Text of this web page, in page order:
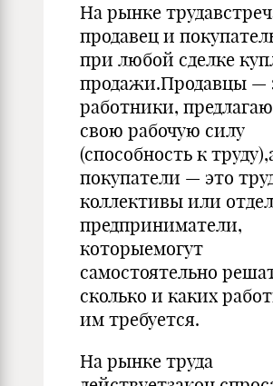
На рынке
продавец и
при любой сделке
продажи.Продавцы —
работники,
свою рабочую силу
(способность к
покупатели — это
коллективы или
предприниматели,
которыемогут
самостоятельно
сколько и каких
им требуется.
На рынке труда